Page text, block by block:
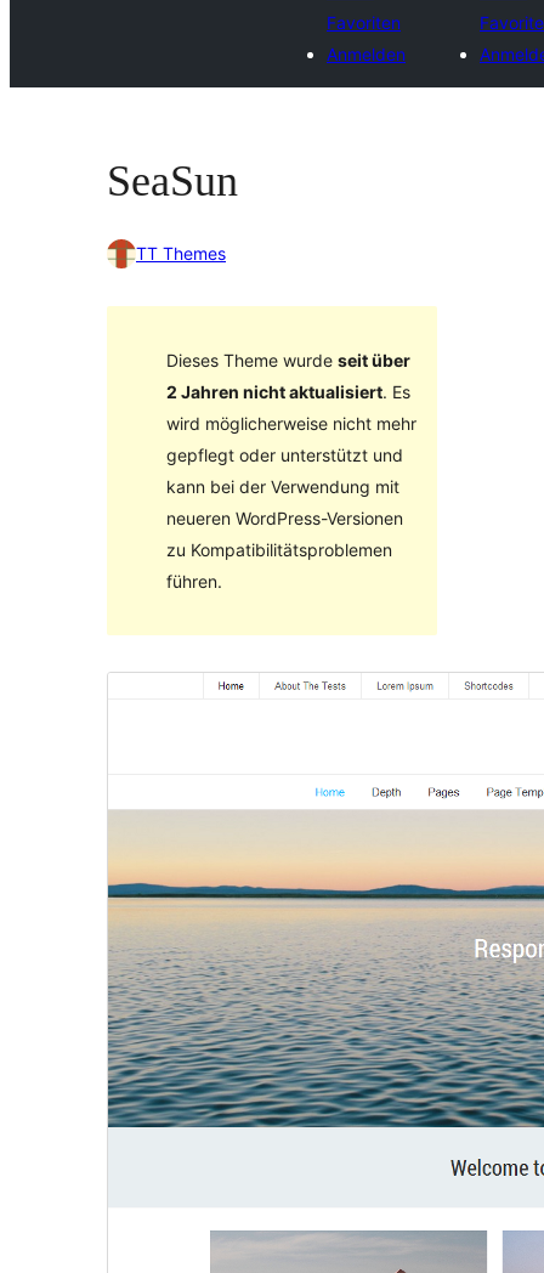
Favoriten
Anmelden
SeaSun
TT Themes
Dieses Theme wurde seit über
2 Jahren nicht aktualisiert. Es
wird möglicherweise nicht mehr
gepflegt oder unterstützt und
kann bei der Verwendung mit
neueren WordPress-Versionen
zu Kompatibilitätsproblemen
führen.